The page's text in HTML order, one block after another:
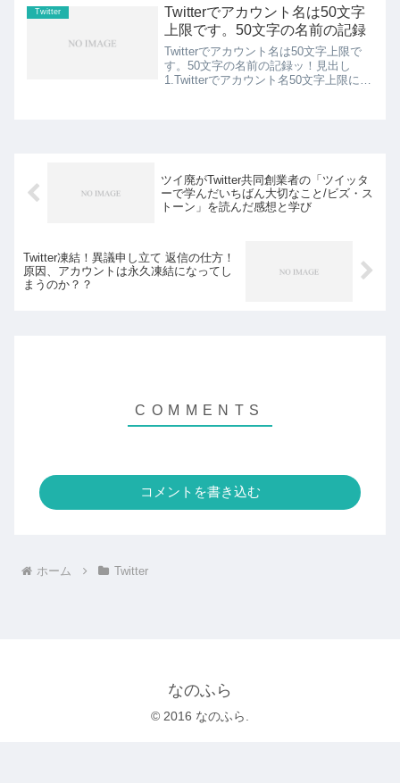
で昼にワイン飲みたいし、台湾でグルメ
旅したい！！そんなことを...
Twitter
Twitterでアカウント名は50文字
上限です。50文字の名前の記録
Twitterでアカウント名は50文字上限で
す。50文字の名前の記録ッ！見出し
1.Twitterでアカウント名50文字上限にな
ツイ廃がTwitter共同創業者の「ツイッタ
ーで学んだいちばん大切なこと/ビズ・ス
トーン」を読んだ感想と学び
Twitter凍結！異議申し立て 返信の仕方！
原因、アカウントは永久凍結になってし
まうのか？？
コメントを書き込む
ホーム Twitter
なのふら
© 2016 なのふら.